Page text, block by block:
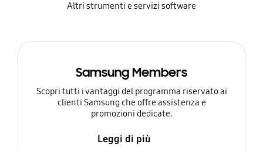
Altri strumenti e servizi software
Samsung Members
Scopri tutti i vantaggi del programma riservato ai
clienti Samsung che offre assistenza e
promozioni dedicate.
Leggi di più